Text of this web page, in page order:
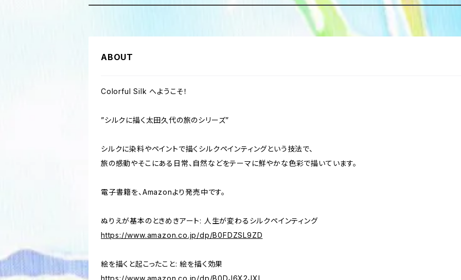
ABOUT
Colorful Silk へようこそ！
”シルクに描く太田久代の旅のシリーズ”
シルクに染料やペイントで描くシルクペインティングという技法で、
旅の感動やそこにある日常、自然などをテーマに鮮やかな色彩で描いています。
電子書籍を、Amazonより発売中です。
ぬりえが基本のときめきアート: 人生が変わるシルクペインティング
https://www.amazon.co.jp/dp/B0FDZSL9ZD
絵を描くと起こったこと: 絵を描く効果
https://www.amazon.co.jp/dp/B0DJ6X2JXL